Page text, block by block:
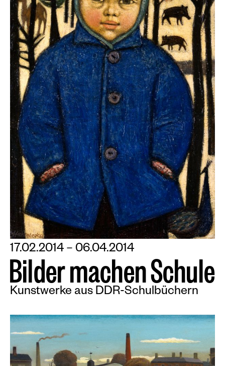
17.02.2014 – 06.04.2014
BildermachenSchule
Kunstwerke aus DDR-Schulbüchern